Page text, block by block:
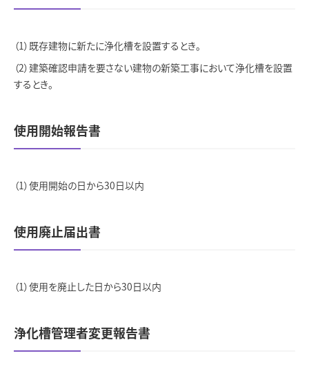
既存建物に新たに浄化槽を設置するとき。
建築確認申請を要さない建物の新築工事において浄化槽を設置
するとき。
使用開始報告書
使用開始の日から30日以内
使用廃止届出書
使用を廃止した日から30日以内
浄化槽管理者変更報告書